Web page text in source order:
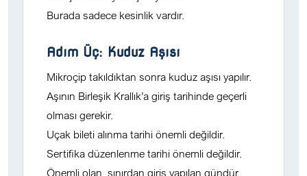
Burada sadece kesinlik vardır.
Adım Üç: Kuduz Aşısı
Mikroçip takıldıktan sonra kuduz aşısı yapılır.
Aşının Birleşik Krallık’a giriş tarihinde geçerli
olması gerekir.
Uçak bileti alınma tarihi önemli değildir.
Sertifika düzenlenme tarihi önemli değildir.
Önemli olan, sınırdan giriş yapılan gündür.